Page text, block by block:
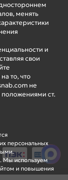
персональных
Мы используем
и повышения
менять
и
свои
то, что
не
ст.